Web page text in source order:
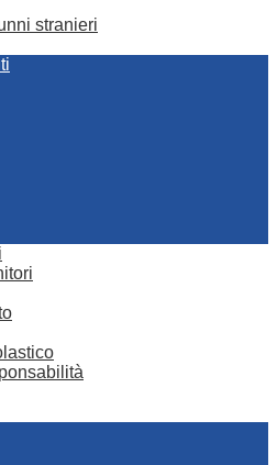
stranieri